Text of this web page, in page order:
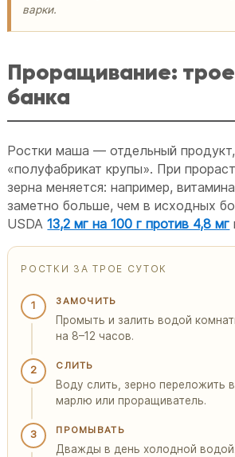
варки.
Проращивание: трое
банка
Ростки маша — отдельный
«полуфабрикат крупы». При
зерна меняется: например,
заметно больше, чем в исходных
USDA13,2 мг на 100 г против 4,8 мг
РОСТКИ ЗА ТРОЕ СУТОК
1 ЗАМОЧИТЬ
Промыть и залить водой
на 8–12 часов.
2 СЛИТЬ
Воду слить, зерно переложить
марлю или проращиватель.
3 ПРОМЫВАТЬ
Дважды в день холодной